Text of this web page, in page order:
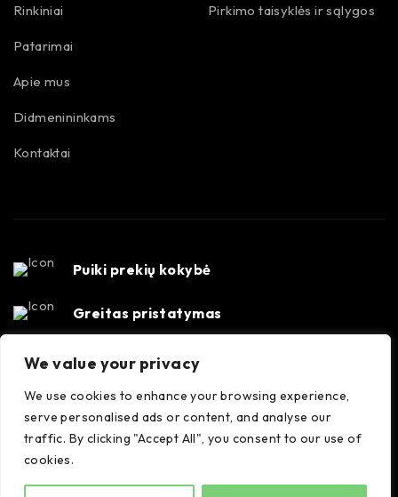
We value your privacy
We use cookies to enhance your browsing experience,
serve personalised ads or content, and analyse our
traffic. By clicking "Accept All", you consent to our use of
cookies.
Rinkiniai
Patarimai
Apie mus
Didmenininkams
Kontaktai
Pirkimo taisyklės ir sąlygos
Puiki prekių kokybė
Greitas pristatymas
Susisiekime
35556